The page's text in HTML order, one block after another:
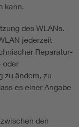
kann.
des WLANs.
jederzeit
Reparatur-
oder
zu ändern, zu
es einer Angabe
den